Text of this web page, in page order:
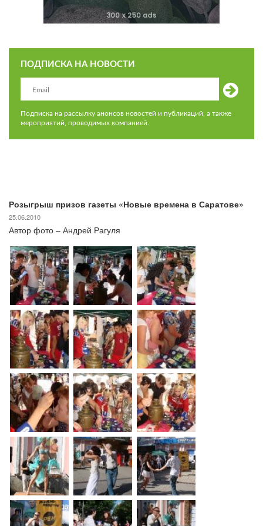
ПОДПИСКА НА НОВОСТИ
Подписка на рассылку анонсов новостей и публикаций, а также
мероприятий, проводимых компанией.
Розыгрыш призов газеты «Новые времена в Саратове»
25.06.2010
Автор фото – Андрей Рагуля